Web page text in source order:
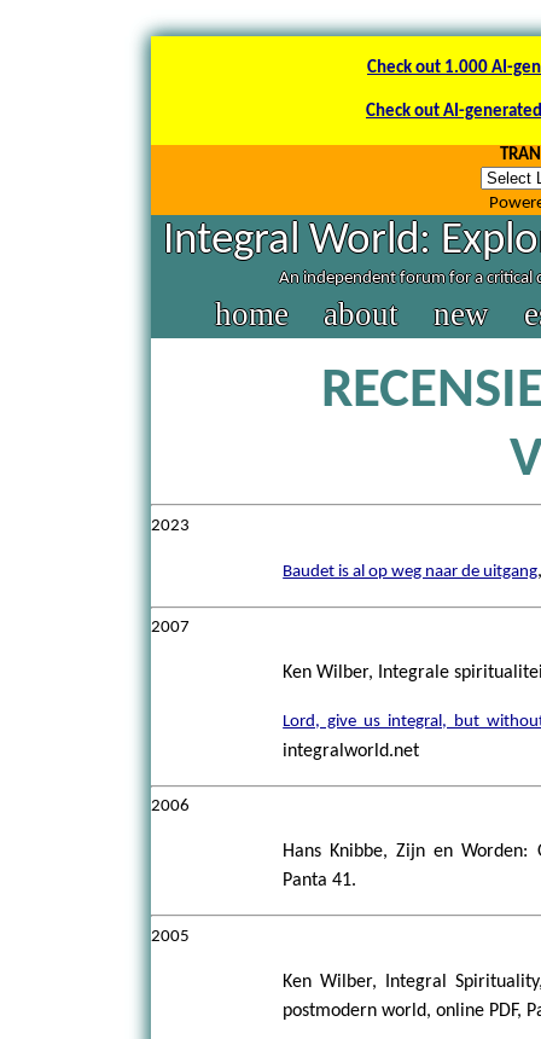
Check out 1.000 AI-
Check out AI-
Integral World:
An independent forum for a critical
home about new
2023
Baudet is al op weg naar de uitgang
2007
Ken Wilber, Integrale
Lord, give us integral, but
integralworld.net
2006
Hans Knibbe, Zijn en Worden:
Panta 41.
2005
Ken Wilber, Integral
postmodern world, online PDF,